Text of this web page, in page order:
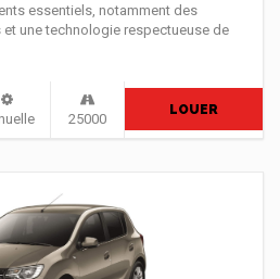
essentiels, notamment des
une technologie respectueuse de
25000
LOUER